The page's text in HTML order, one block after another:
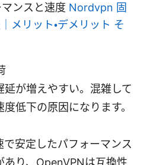
ンスと速度 Nordvpn 固
メリット・デメリット そ
延が増えやすい。混雑して
低下の原因になります。
安定したパフォーマンス
あり、OpenVPNは互換性